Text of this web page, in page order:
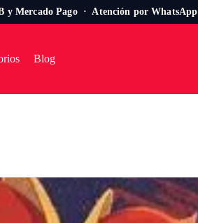
y Mercado Pago · Atención por WhatsApp
Blog